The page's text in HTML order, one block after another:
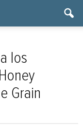
los
Grain